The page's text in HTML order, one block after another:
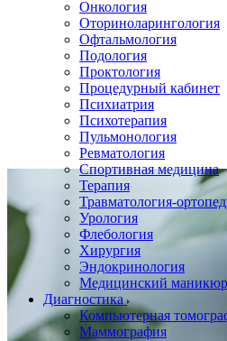
Онкология
Оториноларингология
Офтальмология
Подология
Проктология
Процедурный кабинет
Психиатрия
Психотерапия
Пульмонология
Ревматология
Спортивная медицина
Терапия
Травматология-
Урология
Флебология
Хирургия
Эндокринология
Медицинский
Диагностика
Компьютерная
Маммография